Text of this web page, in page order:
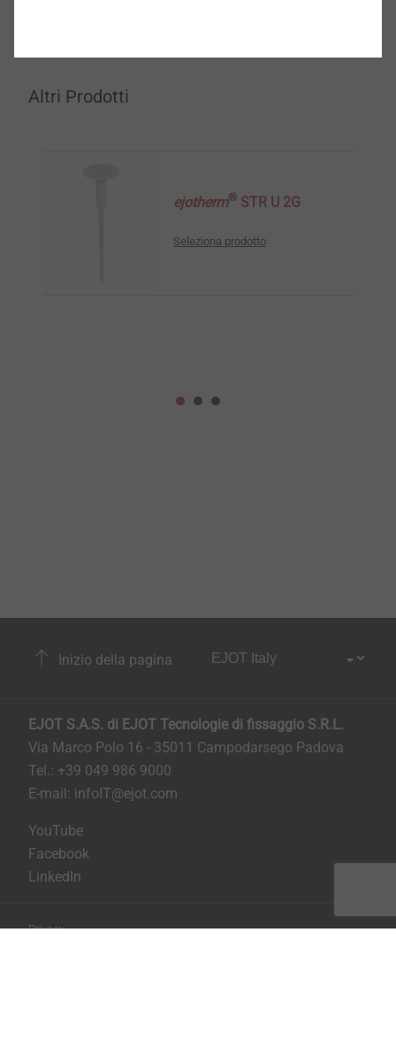
Altri Prodotti
ejotherm®STR U 2G
Seleziona prodotto
Inizio della pagina
EJOT S.A.S. di EJOT Tecnologie di fissaggio S.R.L.
Via Marco Polo 16 - 35011 Campodarsego Padova
Tel.: +39 049 986 9000
E-mail: infoIT@ejot.com
YouTube
Facebook
LinkedIn
Privacy